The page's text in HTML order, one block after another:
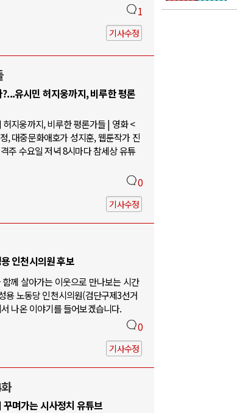
1
기사수정
유시민 허지웅까지, 비루한 평론
지웅까지, 비루한 평론가들 | 영화 <
, 대중문화애호가 성지훈, 웹툰작가 진
주 수요일 저녁 8시마다 참세상 유튜
0
기사수정
인천시의원 후보
함께 살아가는 이웃으로 만나보는 시간
용 노동당 인천시의원(검단구제3선거
나온 이야기를 들어보겠습니다.
0
기사수정
며가는 시사정치 유튜브